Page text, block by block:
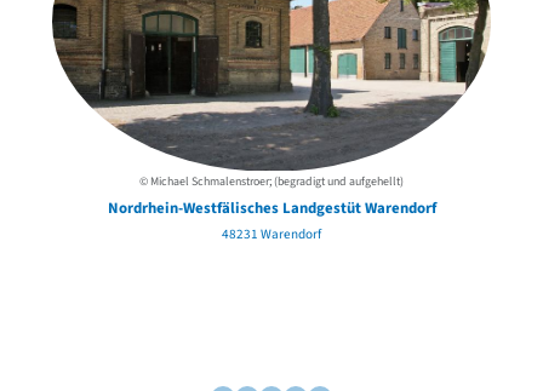
© Michael Schmalenstroer; (begradigt und aufgehellt)
Nordrhein-Westfälisches Landgestüt Warendorf
48231 Warendorf